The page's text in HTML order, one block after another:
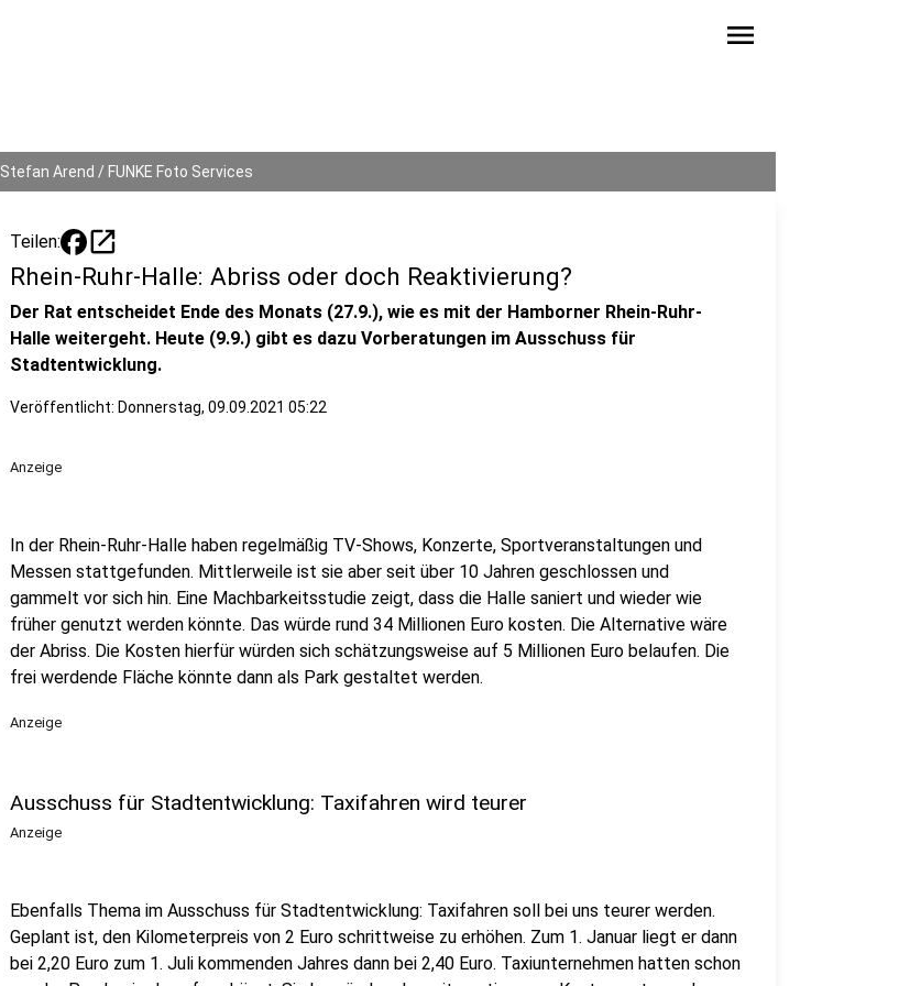
menu
Stefan Arend / FUNKE Foto Services
Teilen: open_in_new
Rhein-Ruhr-Halle: Abriss oder doch Reaktivierung?
Der Rat entscheidet Ende des Monats (27.9.), wie es mit der Hamborner Rhein-Ruhr-
Halle weitergeht. Heute (9.9.) gibt es dazu Vorberatungen im Ausschuss für
Stadtentwicklung.
Veröffentlicht: Donnerstag, 09.09.2021 05:22
Anzeige
In der Rhein-Ruhr-Halle haben regelmäßig TV-Shows, Konzerte, Sportveranstaltungen und
Messen stattgefunden. Mittlerweile ist sie aber seit über 10 Jahren geschlossen und
gammelt vor sich hin. Eine Machbarkeitsstudie zeigt, dass die Halle saniert und wieder wie
früher genutzt werden könnte. Das würde rund 34 Millionen Euro kosten. Die Alternative wäre
der Abriss. Die Kosten hierfür würden sich schätzungsweise auf 5 Millionen Euro belaufen. Die
frei werdende Fläche könnte dann als Park gestaltet werden.
Anzeige
Ausschuss für Stadtentwicklung: Taxifahren wird teurer
Anzeige
Ebenfalls Thema im Ausschuss für Stadtentwicklung: Taxifahren soll bei uns teurer werden.
Geplant ist, den Kilometerpreis von 2 Euro schrittweise zu erhöhen. Zum 1. Januar liegt er dann
bei 2,20 Euro zum 1. Juli kommenden Jahres dann bei 2,40 Euro. Taxiunternehmen hatten schon